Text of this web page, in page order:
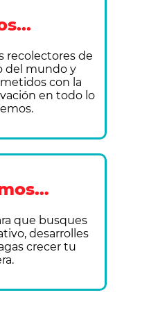
recolectores de
del mundo y
con la
en todo lo
que busques
desarrolles
crecer tu